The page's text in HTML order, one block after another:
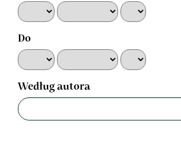
Do
Według autora